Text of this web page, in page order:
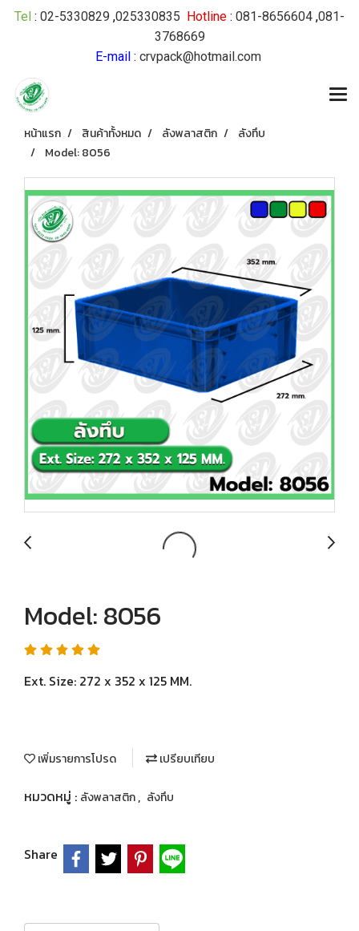
Tel : 02-5330829 ,025330835 Hotline : 081-8656604 ,081-
3768669
E-mail: crvpack@hotmail.com
หน้าแรก สินค้าทั้งหมด ลังพลาสติก
ลังทึบ
Model: 8056
Model: 8056
Ext. Size: 272 x 352 x 125 MM.
เพิ่มรายการโปรด เปรียบเทียบ
หมวดหมู่ : ลังพลาสติก, ลังทึบ
Share